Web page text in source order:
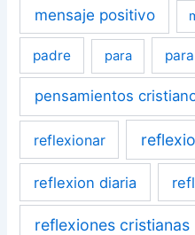
mensaje positivo
padre para
pensamientos
reflexionar
reflexion diaria
reflexiones cristianas